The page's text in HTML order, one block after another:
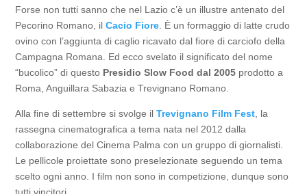
Forse non tutti sanno che nel Lazio c’è un illustre antenato del
Pecorino Romano, ilCacio Fiore . È un formaggio di latte crudo
ovino con l’aggiunta di caglio ricavato dal fiore di carciofo della
Campagna Romana. Ed ecco svelato il significato del nome
“bucolico” di questo Presidio Slow Food dal 2005 prodotto a
Roma, Anguillara Sabazia e Trevignano Romano.
Alla fine di settembre si svolge ilTrevignano Film Fest , la
rassegna cinematografica a tema nata nel 2012 dalla
collaborazione del Cinema Palma con un gruppo di giornalisti.
Le pellicole proiettate sono preselezionate seguendo un tema
scelto ogni anno. I film non sono in competizione, dunque sono
tutti vincitori.